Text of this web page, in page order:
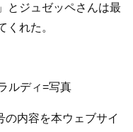
とジュゼッペさんは最
くれた。
ルディ=写真
内容を本ウェブサイ